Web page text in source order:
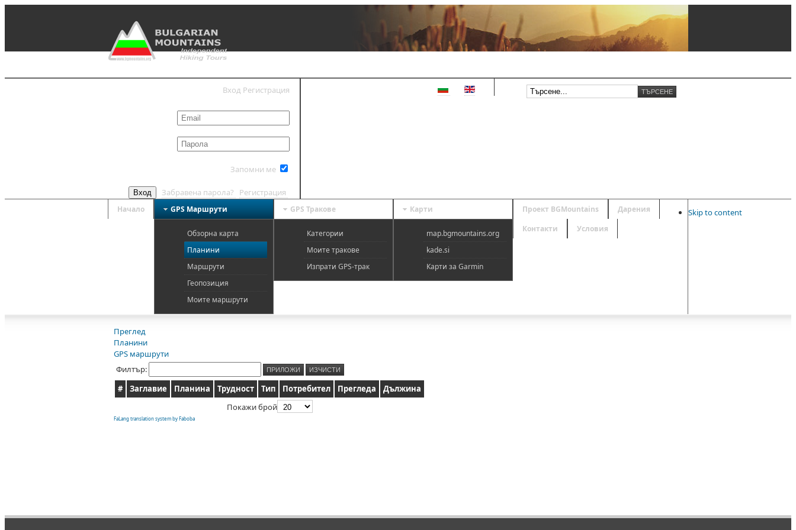
Вход Регистрация
Запомни ме
Вход Забравена парола? Регистрация
Начало GPS Mаршрути
Обзорна карта
Планини
Маршрути
Геопозиция
Моите маршрути
GPS Тракове
Категории
Моите тракове
Изпрати GPS-трак
Карти
map.bgmountains.org
kade.si
Карти за Garmin
Проект BGMountains
Дарения
Контакти
Условия
Skip to content
Преглед
Планини
GPS маршрути
Филтър:
ПРИЛОЖИ ИЗЧИСТИ
# Заглавие Планина Трудност Тип Потребител Прегледа
Дължина
Покажи брой
FaLang translation system by Faboba